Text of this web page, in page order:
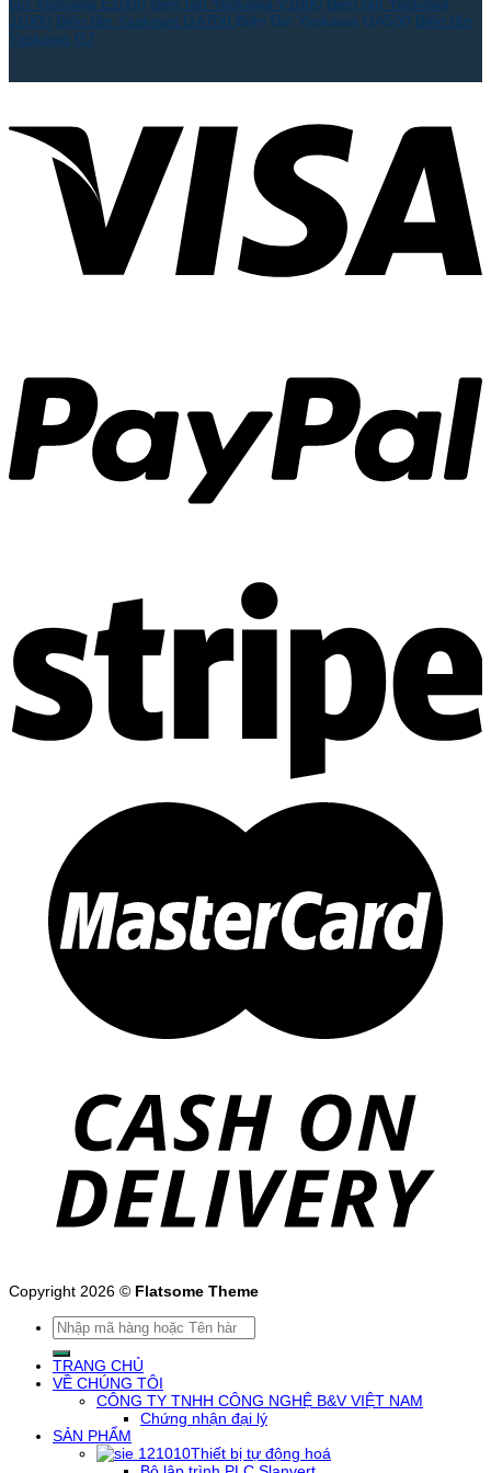
J1000 Biến tần Yaskawa GA700 Biến tần Yaskawa GA500 Biến tần
Yaskawa G7
Copyright 2026 © Flatsome Theme
Tìm
kiếm:
TRANG CHỦ
VỀ CHÚNG TÔI
CÔNG TY TNHH CÔNG NGHỆ B&V VIỆT NAM
Chứng nhận đại lý
SẢN PHẨM
Thiết bị tự động hoá